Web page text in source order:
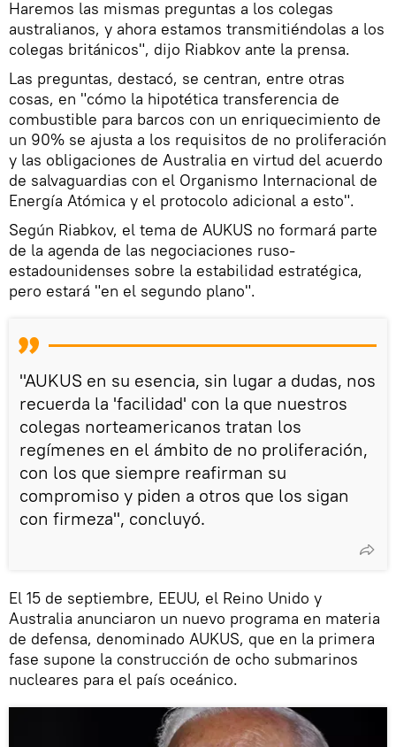
Haremos las mismas preguntas a los colegas
australianos, y ahora estamos transmitiéndolas a los
colegas británicos", dijo Riabkov ante la prensa.
Las preguntas, destacó, se centran, entre otras
cosas, en "cómo la hipotética transferencia de
combustible para barcos con un enriquecimiento de
un 90% se ajusta a los requisitos de no proliferación
y las obligaciones de Australia en virtud del acuerdo
de salvaguardias con el Organismo Internacional de
Energía Atómica y el protocolo adicional a esto".
Según Riabkov, el tema de AUKUS no formará parte
de la agenda de las negociaciones ruso-
estadounidenses sobre la estabilidad estratégica,
pero estará "en el segundo plano".
"AUKUS en su esencia, sin lugar a dudas, nos
recuerda la 'facilidad' con la que nuestros
colegas norteamericanos tratan los
regímenes en el ámbito de no proliferación,
con los que siempre reafirman su
compromiso y piden a otros que los sigan
con firmeza", concluyó.
El 15 de septiembre, EEUU, el Reino Unido y
Australia anunciaron un nuevo programa en materia
de defensa, denominado AUKUS, que en la primera
fase supone la construcción de ocho submarinos
nucleares para el país oceánico.